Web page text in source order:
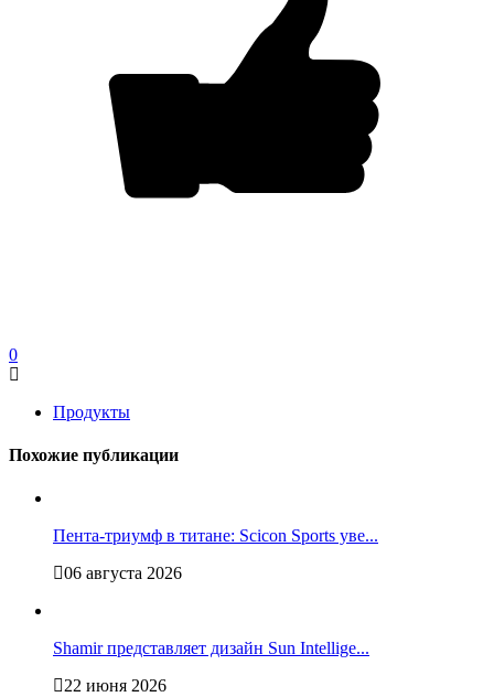
0
Продукты
Похожие публикации
Пента-триумф в титане: Scicon Sports уве...
06 августа 2026
Shamir представляет дизайн Sun Intellige...
22 июня 2026